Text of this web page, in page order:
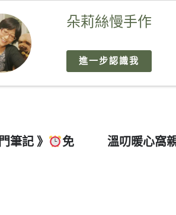
朵莉絲慢手作
進一步認識我
筆記 》
免
溫叨暖心窩